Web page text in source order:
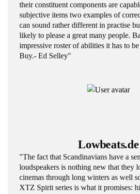
their constituent components are
subjective items two examples of
can sound rather different in practise
likely to please a great many people.
impressive roster of abilities it has to
Buy.- Ed Selley"
Lowbeats.de
"The fact that Scandinavians have a
loudspeakers is nothing new that they
cinemas through long winters as well
XTZ Spirit series is what it promises: